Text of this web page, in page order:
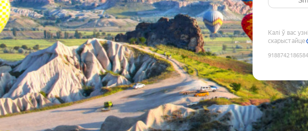
Калі ў вас
скарыстайце